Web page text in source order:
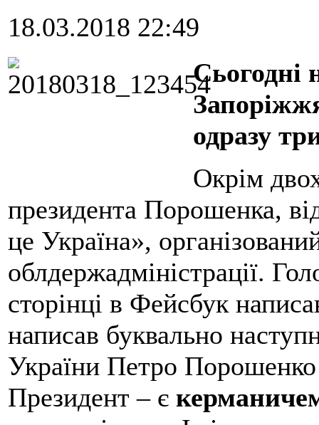
18.03.2018 22:49
Сьогодні
одразу
Окрім
президента Порошенка,
це Україна»,
облдержадміністрації.
сторінці в Фейсбук
написав буквально
України Петро
Президент – є